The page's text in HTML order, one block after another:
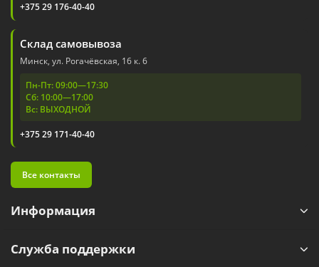
+375 29 176-40-40
Склад самовывоза
Минск, ул. Рогачёвская, 16 к. 6
Пн-Пт: 09:00—17:30
Сб: 10:00—17:00
Вс: ВЫХОДНОЙ
+375 29 171-40-40
Все контакты
Информация
Служба поддержки